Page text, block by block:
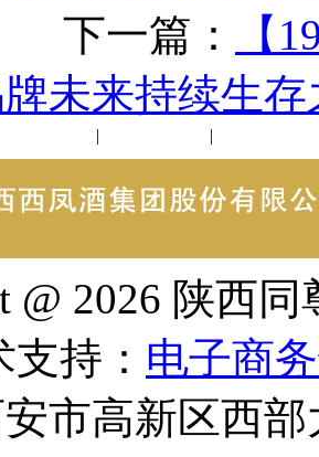
一篇：
【
未来持续生存
| |
@ 2026 陕西
持： 电子商
市高新区西